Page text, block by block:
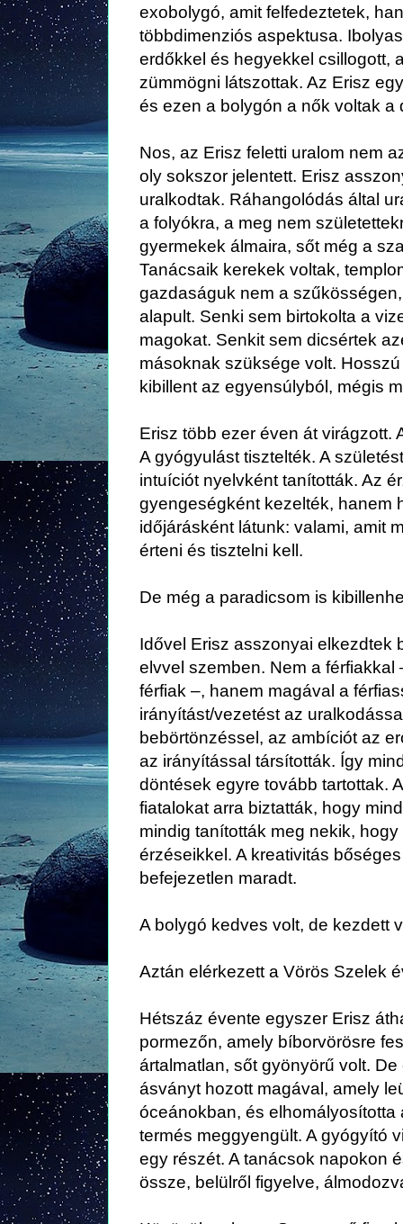
exobolygó, amit felfedeztetek,
többdimenziós aspektusa.
erdőkkel és hegyekkel csillogott,
zümmögni látszottak. Az Erisz
és ezen a bolygón a nők voltak a
Nos, az Erisz feletti uralom nem
oly sokszor jelentett. Erisz
uralkodtak. Ráhangolódás által
a folyókra, a meg nem
gyermekek álmaira, sőt még a
Tanácsaik kerekek voltak,
gazdaságuk nem a
alapult. Senki sem birtokolta a
magokat. Senkit sem dicsértek
másoknak szüksége volt.
kibillent az egyensúlyból, mégis
Erisz több ezer éven át virágzott.
A gyógyulást tisztelték. A
intuíciót nyelvként tanították. Az
gyengeségként kezelték, hanem
időjárásként látunk: valami, amit
érteni és tisztelni kell.
De még a paradicsom is
Idővel Erisz asszonyai elkezdtek
elvvel szemben. Nem a férfiakkal
férfiak –, hanem magával a
irányítást/vezetést az
bebörtönzéssel, az ambíciót az
az irányítással társították. Így
döntések egyre tovább tartottak.
fiatalokat arra biztatták, hogy
mindig tanították meg nekik,
érzéseikkel. A kreativitás
befejezetlen maradt.
A bolygó kedves volt, de kezdett
Aztán elérkezett a Vörös Szelek
Hétszáz évente egyszer Erisz
pormezőn, amely bíborvörösre
ártalmatlan, sőt gyönyörű volt.
ásványt hozott magával, amely
óceánokban, és elhomályosította
termés meggyengült. A gyógyító
egy részét. A tanácsok napokon
össze, belülről figyelve,